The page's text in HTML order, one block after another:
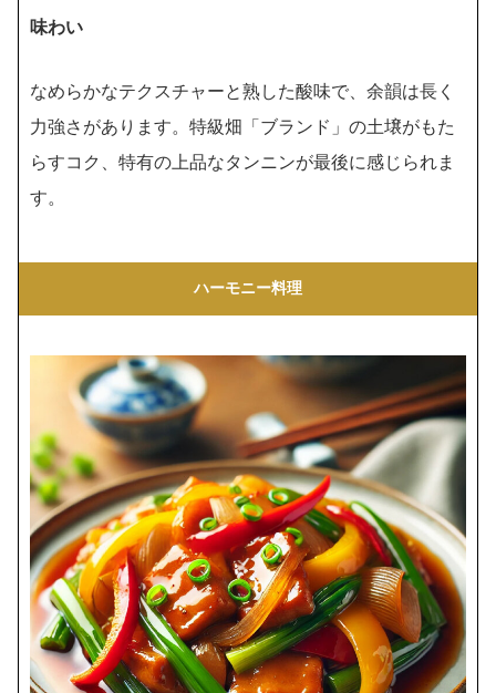
味わい
なめらかなテクスチャーと熟した酸味で、余韻は長く
力強さがあります。特級畑「ブランド」の土壌がもた
らすコク、特有の上品なタンニンが最後に感じられま
す。
ハーモニー料理